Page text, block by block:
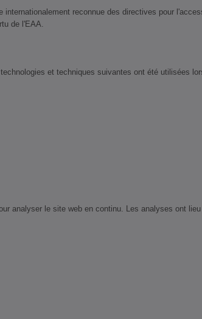
reconnue des directives pour
de l'EAA.
et techniques suivantes ont été utilisées
analyser le site web en continu. Les analyses ont